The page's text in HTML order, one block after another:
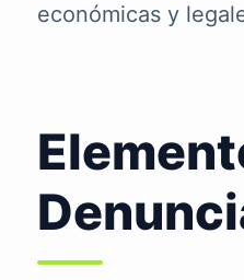
económicas y